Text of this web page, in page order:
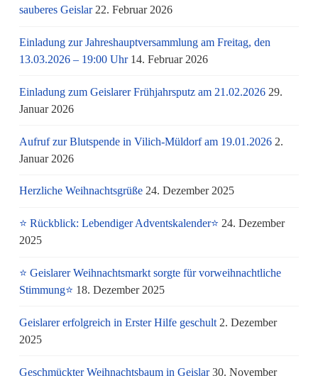
sauberes Geislar 22. Februar 2026
Einladung zur Jahreshauptversammlung am Freitag, den
13.03.2026 – 19:00 Uhr 14. Februar 2026
Einladung zum Geislarer Frühjahrsputz am 21.02.2026 29.
Januar 2026
Aufruf zur Blutspende in Vilich-Müldorf am 19.01.2026 2.
Januar 2026
Herzliche Weihnachtsgrüße 24. Dezember 2025
⭐ Rückblick: Lebendiger Adventskalender⭐ 24. Dezember
2025
⭐ Geislarer Weihnachtsmarkt sorgte für vorweihnachtliche
Stimmung⭐ 18. Dezember 2025
Geislarer erfolgreich in Erster Hilfe geschult 2. Dezember
2025
Geschmückter Weihnachtsbaum in Geislar 30. November